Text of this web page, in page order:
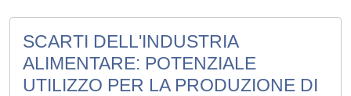
SCARTI DELL'INDUSTRIA
ALIMENTARE: POTENZIALE
UTILIZZO PER LA PRODUZIONE DI